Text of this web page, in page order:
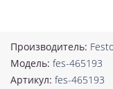
Производитель:
Модель: fes-465193
Артикул: fes-465193